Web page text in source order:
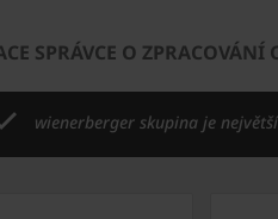
SPRÁVCE O
wienerberger skupina je